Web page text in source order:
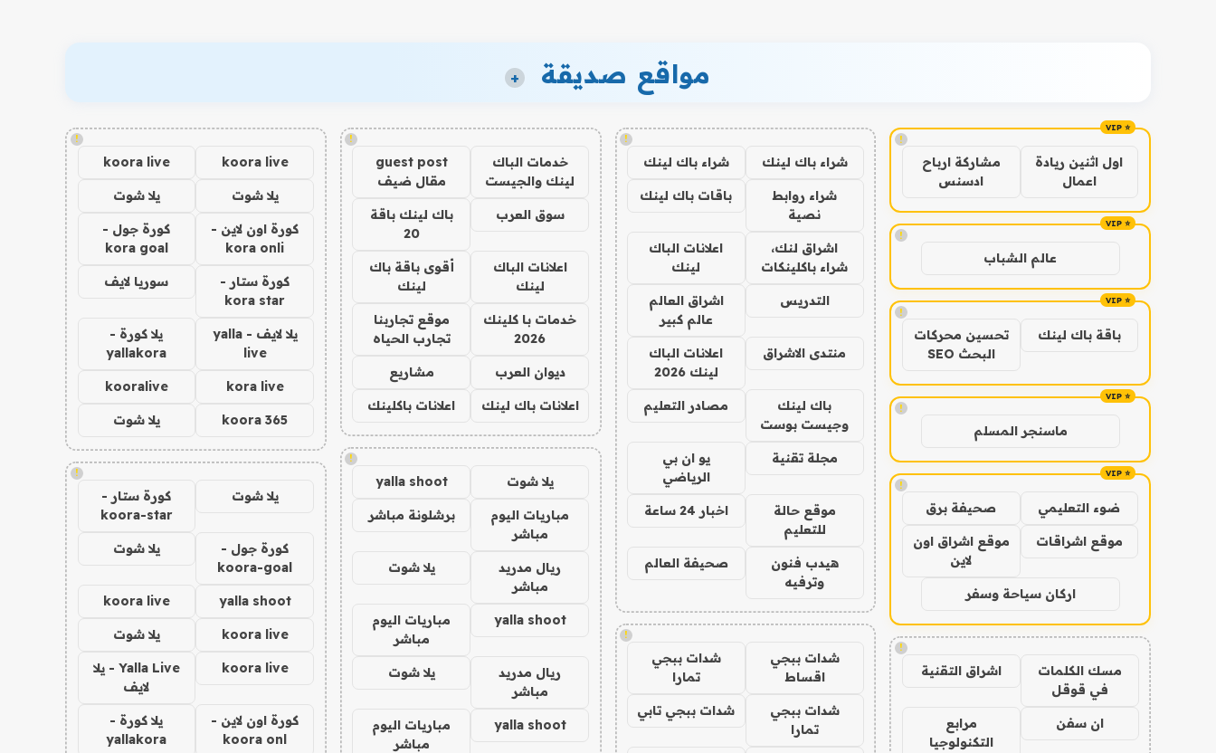
مواقع صديقة +
!
اول اثنين ريادة
اعمال
مشاركة ارباح
ادسنس
!
عالم الشباب
!
باقة باك لينك
تحسين محركات
البحث SEO
!
ماسنجر المسلم
!
ضوء التعليمي صحيفة برق
موقع اشراقات
موقع اشراق اون
لاين
اركان سياحة وسفر
!
مسك الكلمات
في قوقل
اشراق التقنية
ان سفن
مرابع
التكنولوجيا
!
شراء باك لينك شراء باك لينك
شراء روابط
نصية
باقات باك لينك
اشراق لنك،
شراء باكلينكات
اعلانات الباك
لينك
التدريس
اشراق العالم
عالم كبير
منتدى الاشراق
اعلانات الباك
لينك 2026
باك لينك
وجيست بوست
مصادر التعليم
مجلة تقنية
يو ان بي
الرياضي
موقع حالة
للتعليم
اخبار 24 ساعة
هيدب فنون
وترفيه
صحيفة العالم
!
شدات ببجي
اقساط
شدات ببجي
تمارا
شدات ببجي
تمارا
شدات ببجي تابي
!
خدمات الباك
لينك والجيست
guest post
مقال ضيف
سوق العرب
باك لينك باقة
20
اعلانات الباك
لينك
أقوى باقة باك
لينك
خدمات با كلينك
2026
موقع تجاربنا
تجارب الحياه
ديوان العرب مشاريع
اعلانات باك لينك اعلانات باكلينك
!
يلا شوت yalla shoot
مباريات اليوم
مباشر
برشلونة مباشر
ريال مدريد
مباشر
يلا شوت
yalla shoot
مباريات اليوم
مباشر
ريال مدريد
مباشر
يلا شوت
yalla shoot
مباريات اليوم
مباشر
!
koora live
koora live
يلا شوت يلا شوت
كورة اون لاين -
kora onli
كورة جول -
kora goal
كورة ستار -
kora star
سوريا لايف
يلا لايف - yalla
live
يلا كورة -
yallakora
kora live
kooralive
koora 365 يلا شوت
!
يلا شوت
كورة ستار -
koora-star
كورة جول -
koora-goal
يلا شوت
yalla shoot
koora live
koora live يلا شوت
koora live
Yalla Live - يلا
لايف
كورة اون لاين -
koora onl
يلا كورة -
yallakora